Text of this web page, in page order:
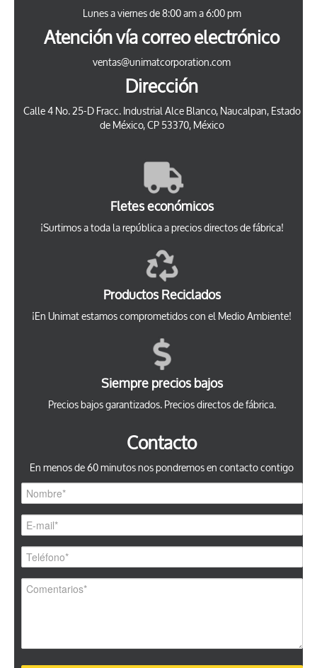
Lunes a viernes de 8:00 am a 6:00 pm
Atención vía correo electrónico
ventas@unimatcorporation.com
Dirección
Calle 4 No. 25-D Fracc. Industrial Alce Blanco, Naucalpan, Estado
de México, CP 53370, México
Fletes económicos
¡Surtimos a toda la república a precios directos de fábrica!
Productos Reciclados
¡En Unimat estamos comprometidos con el Medio Ambiente!
Siempre precios bajos
Precios bajos garantizados. Precios directos de fábrica.
Contacto
En menos de 60 minutos nos pondremos en contacto contigo